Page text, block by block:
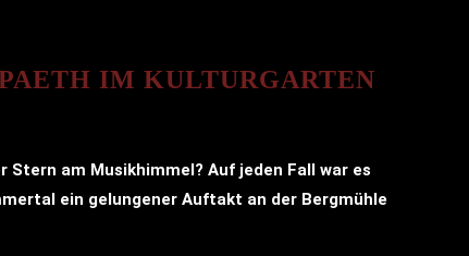
IM KULTURGARTEN
Stern am Musikhimmel? Auf jeden Fall war es
ein gelungener Auftakt an der Bergmühle